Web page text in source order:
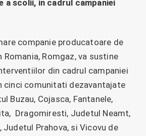
a scolii, in cadrul campaniei
companie producatoare de
Romania, Romgaz, va sustine
din cadrul campaniei
cinci comunitati dezavantajate
Buzau, Cojasca, Fantanele,
Dragomiresti, Judetul Neamt,
Judetul Prahova, si Vicovu de